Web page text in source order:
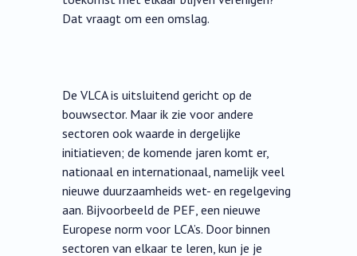
Dat vraagt om een omslag.
De VLCA is uitsluitend gericht op de
bouwsector. Maar ik zie voor andere
sectoren ook waarde in dergelijke
initiatieven; de komende jaren komt er,
nationaal en internationaal, namelijk veel
nieuwe duurzaamheids wet- en regelgeving
aan. Bijvoorbeeld de PEF, een nieuwe
Europese norm voor LCA’s. Door binnen
sectoren van elkaar te leren, kun je je